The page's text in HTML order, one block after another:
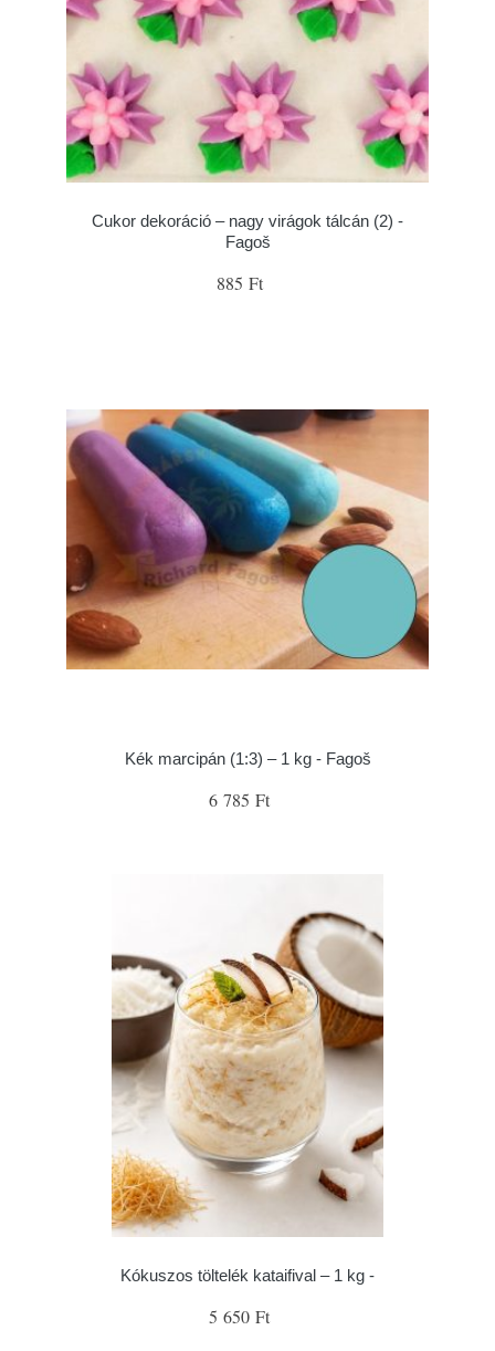
Cukor dekoráció – nagy virágok tálcán (2) -
Fagoš
885 Ft
Kék marcipán (1:3) – 1 kg - Fagoš
6 785 Ft
Kókuszos töltelék kataifival – 1 kg -
5 650 Ft